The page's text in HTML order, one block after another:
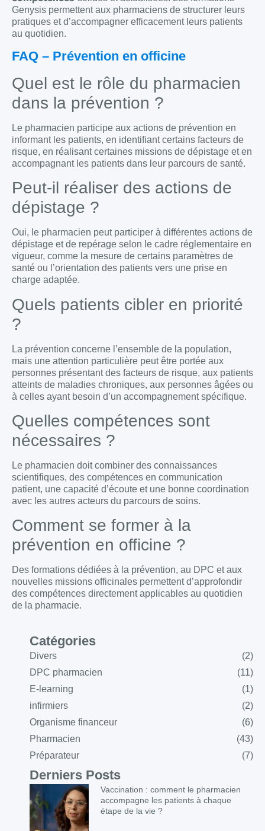
Genysis permettent aux pharmaciens de structurer leurs
pratiques et d’accompagner efficacement leurs patients
au quotidien.
FAQ – Prévention en officine
Quel est le rôle du pharmacien
dans la prévention ?
Le pharmacien participe aux actions de prévention en
informant les patients, en identifiant certains facteurs de
risque, en réalisant certaines missions de dépistage et en
accompagnant les patients dans leur parcours de santé.
Peut-il réaliser des actions de
dépistage ?
Oui, le pharmacien peut participer à différentes actions de
dépistage et de repérage selon le cadre réglementaire en
vigueur, comme la mesure de certains paramètres de
santé ou l’orientation des patients vers une prise en
charge adaptée.
Quels patients cibler en priorité
?
La prévention concerne l’ensemble de la population,
mais une attention particulière peut être portée aux
personnes présentant des facteurs de risque, aux patients
atteints de maladies chroniques, aux personnes âgées ou
à celles ayant besoin d’un accompagnement spécifique.
Quelles compétences sont
nécessaires ?
Le pharmacien doit combiner des connaissances
scientifiques, des compétences en communication
patient, une capacité d’écoute et une bonne coordination
avec les autres acteurs du parcours de soins.
Comment se former à la
prévention en officine ?
Des formations dédiées à la prévention, au DPC et aux
nouvelles missions officinales permettent d’approfondir
des compétences directement applicables au quotidien
de la pharmacie.
Catégories
Divers
(2)
DPC pharmacien
(11)
E-learning
(1)
infirmiers
(2)
Organisme financeur
(6)
Pharmacien
(43)
Préparateur
(7)
Derniers Posts
Vaccination : comment le pharmacien
accompagne les patients à chaque
étape de la vie ?